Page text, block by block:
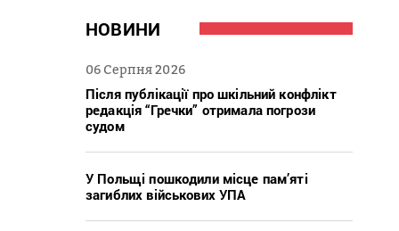
НОВИНИ
06 Серпня 2026
Після публікації про шкільний конфлікт
редакція “Гречки” отримала погрози
судом
У Польщі пошкодили місце пам’яті
загиблих військових УПА